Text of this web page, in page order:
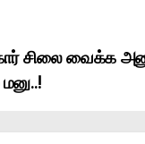
சிலை வைக்க